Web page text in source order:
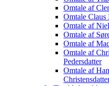
Omtale af
Omtale Claus
Omtale af
Omtale af
Omtale af
Omtale af
Pedersdatter
Omtale af